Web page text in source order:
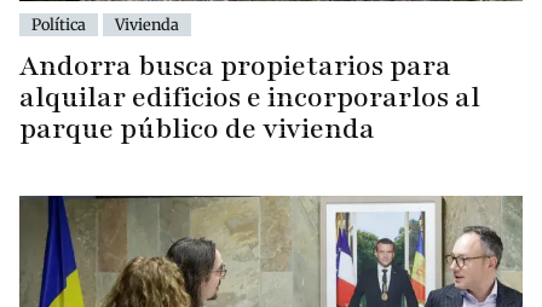
Política Vivienda
Andorra busca propietarios para
alquilar edificios e incorporarlos al
parque público de vivienda